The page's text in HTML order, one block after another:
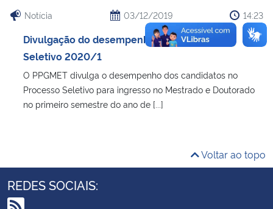
Secretaria de Governo
Gabinete de Segurança Institucional
Advocacia-Geral da União
Banco Central do Brasil
Notícia 03/12/2019 14:23
Divulgação do desempenho no Processo
Seletivo 2020/1
O PPGMET divulga o desempenho dos candidatos no
Processo Seletivo para ingresso no Mestrado e Doutorado
no primeiro semestre do ano de [...]
Voltar ao topo
REDES SOCIAIS: